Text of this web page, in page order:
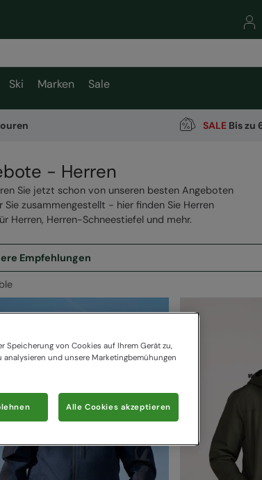
Ski Marken Sale
SALEBis zu
- Herren
Sie jetzt schon von unseren besten Angeboten
zusammengestellt - hier finden Sie Herren
Herren, Herren-Schneestiefel und mehr.
Speicherung von Cookies auf Ihrem Gerät zu,
und unsere Marketingbemühungen
Alle Cookies akzeptieren